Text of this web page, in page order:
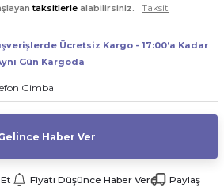
taksitlerle alabilirsiniz.
Taksit
Ücretsiz Kargo - 17:00’a Kadar
Gün Kargoda
Gimbal
Haber Ver
Fiyatı Düşünce Haber Ver
Paylaş